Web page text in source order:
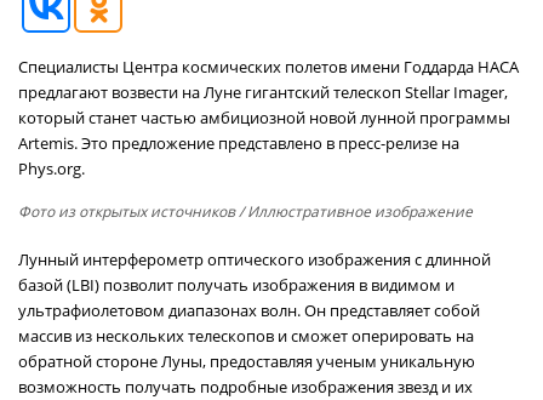
Специалисты Центра космических полетов имени Годдарда НАСА
предлагают возвести на Луне гигантский телескоп Stellar Imager,
который станет частью амбициозной новой лунной программы
Artemis. Это предложение представлено в пресс-релизе на
Phys.org.
Фото из открытых источников/ Иллюстративное изображение
Лунный интерферометр оптического изображения с длинной
базой (LBI) позволит получать изображения в видимом и
ультрафиолетовом диапазонах волн. Он представляет собой
массив из нескольких телескопов и сможет оперировать на
обратной стороне Луны, предоставляя ученым уникальную
возможность получать подробные изображения звезд и их